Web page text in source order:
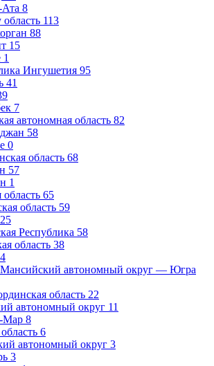
8
113
88
15
1
Ингушетия 95
41
7
автономная область 82
58
0
область 68
57
1
65
область 59
25
Республика 58
область 38
автономный округ — Югра
область 22
автономный округ 11
Мар 8
6
автономный округ 3
3